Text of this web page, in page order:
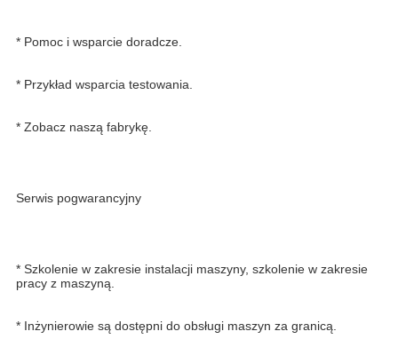
* Pomoc i wsparcie doradcze.
* Przykład wsparcia testowania.
* Zobacz naszą fabrykę.
Serwis pogwarancyjny
* Szkolenie w zakresie instalacji maszyny, szkolenie w zakresie
pracy z maszyną.
* Inżynierowie są dostępni do obsługi maszyn za granicą.